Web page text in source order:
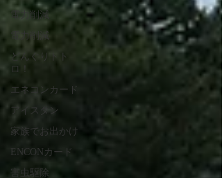
電力削減
電力削減
どんぐりトト
ロ！
エネコンカード
アイスタン
家族でお出かけ
ENCONカード
害虫駆除